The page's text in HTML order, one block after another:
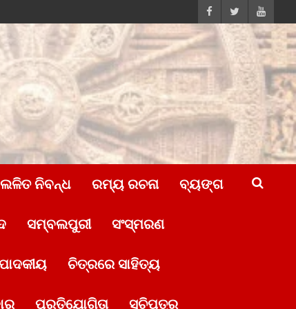
ଲଳିତ ନିବନ୍ଧ ରମ୍ୟ ରଚନା ବ୍ୟଙ୍ଗ
ସମ୍ବଲପୁରୀ ସଂସ୍ମରଣ
ଚିତ୍ରରେ ସାହିତ୍ୟ
ପ୍ରତିଯୋଗିତା ସୂଚିପତ୍ର